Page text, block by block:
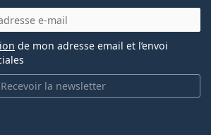
Recevoir la newsletter
de mon adresse email et l’envoi